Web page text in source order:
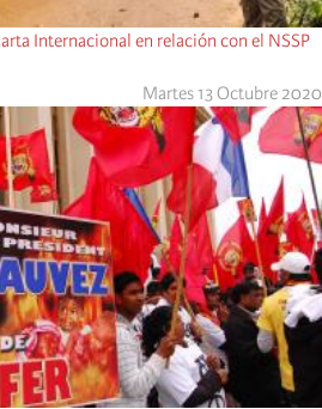
Internacional en relación con el NSSP
Martes 13 Octubre 2020